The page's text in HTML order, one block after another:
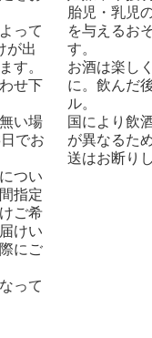
って
が出
す。
せ下
い場
でお
つい
指定
ご希
けい
にご
って
胎児・乳児
を与えるお
す。
お酒は楽し
に。飲んだ
ル。
国により飲
が異なるた
送はお断り